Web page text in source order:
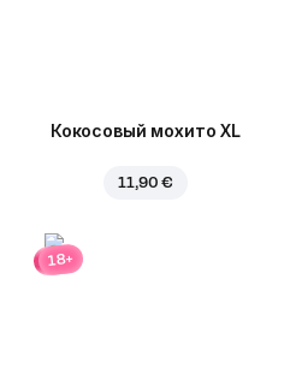
Кокосовый мохито XL
11,90 €
18+